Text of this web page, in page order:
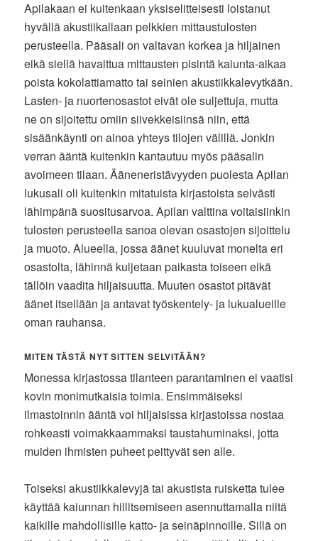
Apilakaan ei kuitenkaan yksiselitteisesti loistanut
hyvällä akustiikallaan pelkkien mittaustulosten
perusteella. Pääsali on valtavan korkea ja hiljainen
eikä siellä havaittua mittausten pisintä kaiunta-aikaa
poista kokolattiamatto tai seinien akustiikkalevytkään.
Lasten- ja nuortenosastot eivät ole suljettuja, mutta
ne on sijoitettu omiin siivekkeisiinsä niin, että
sisäänkäynti on ainoa yhteys tilojen välillä. Jonkin
verran ääntä kuitenkin kantautuu myös pääsalin
avoimeen tilaan. Ääneneristävyyden puolesta Apilan
lukusali oli kuitenkin mitatuista kirjastoista selvästi
lähimpänä suositusarvoa. Apilan valttina voitaisiinkin
tulosten perusteella sanoa olevan osastojen sijoittelu
ja muoto. Alueella, jossa äänet kuuluvat monelta eri
osastolta, lähinnä kuljetaan paikasta toiseen eikä
tällöin vaadita hiljaisuutta. Muuten osastot pitävät
äänet itsellään ja antavat työskentely- ja lukualueille
oman rauhansa.
MITEN TÄSTÄ NYT SITTEN SELVITÄÄN?
Monessa kirjastossa tilanteen parantaminen ei vaatisi
kovin monimutkaisia toimia. Ensimmäiseksi
ilmastoinnin ääntä voi hiljaisissa kirjastoissa nostaa
rohkeasti voimakkaammaksi taustahuminaksi, jotta
muiden ihmisten puheet peittyvät sen alle.
Toiseksi akustiikkalevyjä tai akustista ruisketta tulee
käyttää kaiunnan hillitsemiseen asennuttamalla niitä
kaikille mahdollisille katto- ja seinäpinnoille. Sillä on